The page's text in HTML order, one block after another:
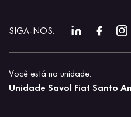
SIGA-NOS:
Você está na unidade:
Unidade Savol Fiat Santo